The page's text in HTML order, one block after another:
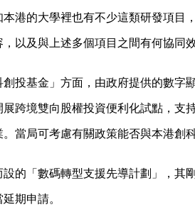
港的大學裡也有不少這類研發項
以及與上述多個項目之間有何協同效
創投基金」方面，由政府提供的數
跨境雙向股權投資便利化試點，
當局可考慮有關政策能否與本港創科
的「數碼轉型支援先導計劃」，
期申請。